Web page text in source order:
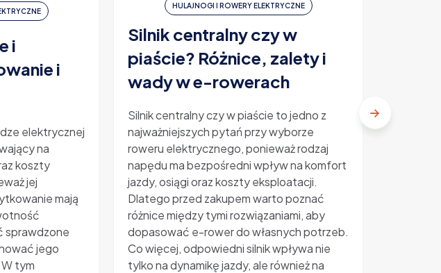
i
i
elektrycznej
na
koszty
jej
mają
sprawdzone
jego
tym
HULAJNOGI I ROWERY ELEKTRYCZNE
Silnik centralny czy w
piaście? Różnice, zalety i
wady w e-rowerach
Silnik centralny czy w piaście to jedno z
najważniejszych pytań przy wyborze
roweru elektrycznego, ponieważ rodzaj
napędu ma bezpośredni wpływ na komfort
jazdy, osiągi oraz koszty eksploatacji.
Dlatego przed zakupem warto poznać
różnice między tymi rozwiązaniami, aby
dopasować e-rower do własnych potrzeb.
Co więcej, odpowiedni silnik wpływa nie
tylko na dynamikę jazdy, ale również na